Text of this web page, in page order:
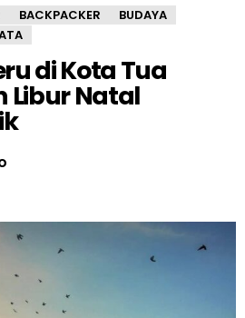
BACKPACKER
BUDAYA
di Kota Tua
Libur Natal